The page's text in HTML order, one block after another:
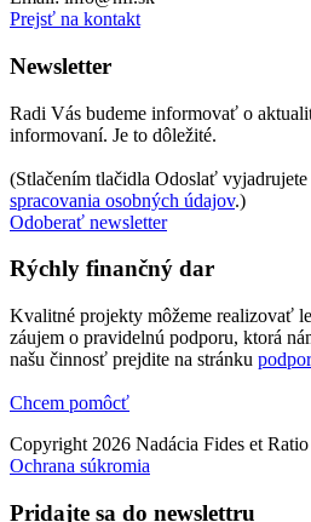
Prejsť na kontakt
Newsletter
Radi Vás budeme informovať o
informovaní. Je to dôležité.
(Stlačením tlačidla Odoslať vyjadrujete
spracovania osobných údajov.)
Odoberať newsletter
Rýchly finančný dar
Kvalitné projekty môžeme realizovať
záujem o pravidelnú podporu, ktorá
našu činnosť prejdite na stránku
Chcem pomôcť
Copyright 2026 Nadácia Fides et
Ochrana súkromia
Pridajte sa do newslettru